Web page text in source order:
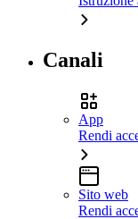
Canali
App
Rendi
Sito web
Rendi